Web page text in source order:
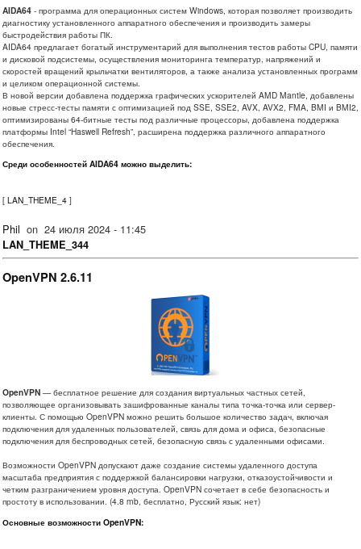
AIDA64 - программа для операционных систем Windows, которая позволяет производить
диагностику установленного аппаратного обеспечения и производить замеры
быстродействия работы ПК.
AIDA64 предлагает богатый инструментарий для выполнения тестов работы CPU, памяти
и дисковой подсистемы, осуществления мониторинга температур, напряжений и
скоростей вращений крыльчатки вентиляторов, а также анализа установленных программ
и целиком операционной системы.
В новой версии добавлена поддержка графических ускорителей AMD Mantle, добавлены
новые стресс-тесты памяти с оптимизацией под SSE, SSE2, AVX, AVX2, FMA, BMI и BMI2,
оптимизированы 64-битные тесты под различные процессоры, добавлена поддержка
платформы Intel “Haswell Refresh”, расширена поддержка различного аппаратного
обеспечения.
Среди особенностей AIDA64 можно выделить:
[ LAN_THEME_4 ]
Phil on 24 июля 2024 - 11:45
LAN_THEME_344
OpenVPN 2.6.11
OpenVPN — бесплатное решение для создания виртуальных частных сетей,
позволяющее организовывать зашифрованные каналы типа точка-точка или сервер-
клиенты. С помощью OpenVPN можно решить большое количество задач, включая
подключения для удаленных пользователей, связь для дома и офиса, безопасные
подключения для беспроводных сетей, безопасную связь с удаленными офисами.
Возможности OpenVPN допускают даже создание системы удаленного доступа
масштаба предприятия с поддержкой балансировки нагрузки, отказоустойчивости и
четким разграничением уровня доступа. OpenVPN сочетает в себе безопасность и
простоту в использовании. (4.8 mb, бесплатно, Русский язык: нет)
Основные возможности OpenVPN: